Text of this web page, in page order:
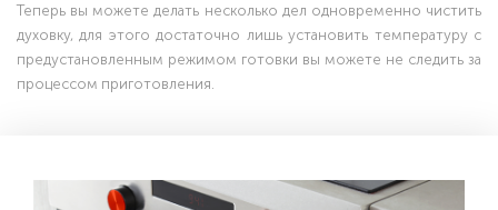
Теперь вы можете делать несколько дел одновременно чистить
духовку, для этого достаточно лишь установить температуру с
предустановленным режимом готовки вы можете не следить за
процессом приготовления.